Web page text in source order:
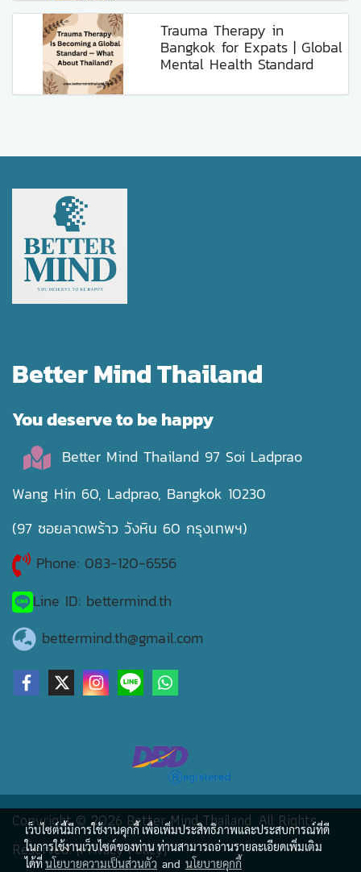
Trauma Therapy in
Bangkok for Expats | Global
Mental Health Standard
Better Mind Thailand
You deserve to be happy
Better Mind Thailand 97 Soi Ladprao
Wang Hin 60, Ladprao, Bangkok 10230
(97 ซอยลาดพร้าว วังหิน 60 กรุงเทพฯ)
Phone: 083-120-6556
Line ID: bettermind.th
bettermind.th@gmail.com
Copyright © 2026 Better Mind Thailand. All Rights
Reserved. [Privacy Policy]
เว็บไซต์นี้มีการใช้งานคุกกี้ เพื่อเพิ่มประสิทธิภาพและประสบการณ์ที่ดี
ในการใช้งานเว็บไซต์ของท่าน ท่านสามารถอ่านรายละเอียดเพิ่มเติม
ได้ที่นโยบายความเป็นส่วนตัว and นโยบายคุกกี้